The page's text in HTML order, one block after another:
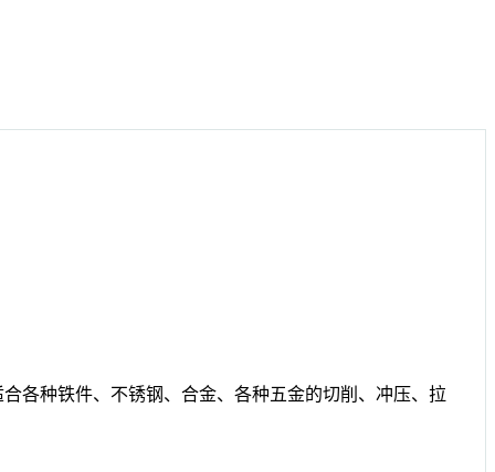
各种铁件、不锈钢、合金、各种五金的切削、冲压、拉